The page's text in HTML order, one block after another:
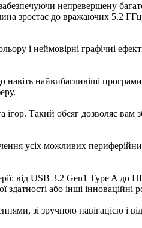
непревершену
зростає до вражаючих 5.2
і неймовірні графічні
найвибагливіші
Такий обсяг дозволяє вам
усіх можливих
від USB 3.2 Gen1 Type A до
або інші інноваційні
зі зручною навігацією і